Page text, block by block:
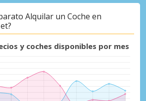
especiales
exclusivas de nuestros
Iniciar sesión con eLink
Alquilar un Coche en
y coches disponibles por mes